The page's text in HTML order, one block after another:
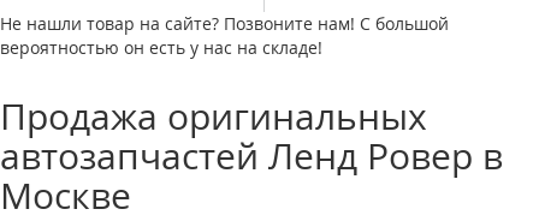
Не нашли товар на сайте? Позвоните нам! С большой
вероятностью он есть у нас на складе!
Продажа оригинальных
автозапчастей Ленд Ровер в
Москве